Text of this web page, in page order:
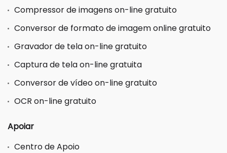
Compressor de imagens on-line gratuito
Conversor de formato de imagem online gratuito
Gravador de tela on-line gratuito
Captura de tela on-line gratuita
Conversor de vídeo on-line gratuito
OCR on-line gratuito
Apoiar
Centro de Apoio